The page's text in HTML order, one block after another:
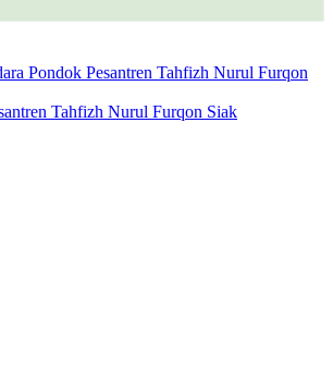
Pondok Pesantren Tahfizh Nurul Furqon
Tahfizh Nurul Furqon Siak